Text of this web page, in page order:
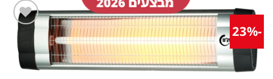
שמור
מוצר
במועדפים